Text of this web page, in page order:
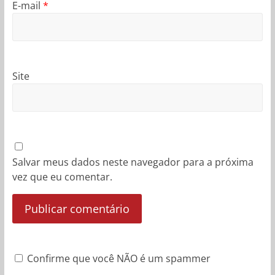
E-mail *
Site
Salvar meus dados neste navegador para a próxima
vez que eu comentar.
Confirme que você NÃO é um spammer